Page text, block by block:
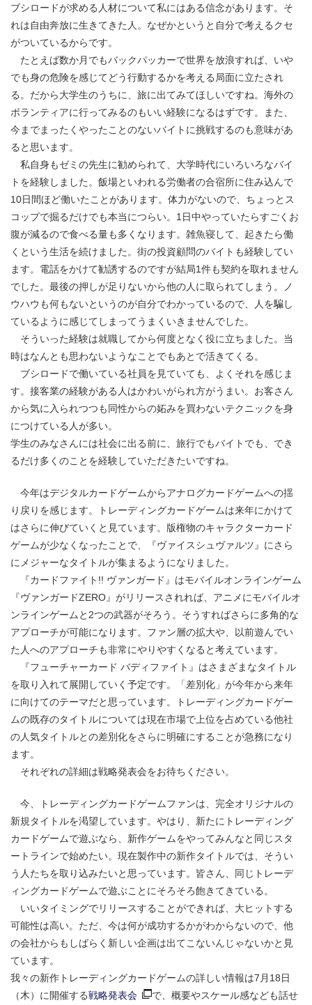
ブシロードが求める人材について私にはある信念があります。そ
れは自由奔放に生きてきた人。なぜかというと自分で考えるクセ
がついているからです。
たとえば数か月でもバックパッカーで世界を放浪すれば、いや
でも身の危険を感じてどう行動するかを考える局面に立たされ
る。だから大学生のうちに、旅に出てみてほしいですね。海外の
ボランティアに行ってみるのもいい経験になるはずです。また、
今までまったくやったことのないバイトに挑戦するのも意味があ
ると思います。
私自身もゼミの先生に勧められて、大学時代にいろいろなバイ
トを経験しました。飯場といわれる労働者の合宿所に住み込んで
10日間ほど働いたことがあります。体力がないので、ちょっとス
コップで掘るだけでも本当につらい。1日中やっていたらすごくお
腹が減るので食べる量も多くなります。雑魚寝して、起きたら働
くという生活を続けました。街の投資顧問のバイトも経験してい
ます。電話をかけて勧誘するのですが結局1件も契約を取れません
でした。最後の押しが足りないから他の人に取られてしまう。ノ
ウハウも何もないというのが自分でわかっているので、人を騙し
ているように感じてしまってうまくいきませんでした。
そういった経験は就職してから何度となく役に立ちました。当
時はなんとも思わないようなことでもあとで活きてくる。
ブシロードで働いている社員を見ていても、よくそれを感じま
す。接客業の経験がある人はかわいがられ方がうまい。お客さん
から気に入られつつも同性からの妬みを買わないテクニックを身
につけている人が多い。
学生のみなさんには社会に出る前に、旅行でもバイトでも、でき
るだけ多くのことを経験していただきたいですね。
今年はデジタルカードゲームからアナログカードゲームへの揺
り戻りを感じます。トレーディングカードゲームは来年にかけて
はさらに伸びていくと見ています。版権物のキャラクターカード
ゲームが少なくなったことで、『ヴァイスシュヴァルツ』にさら
にメジャーなタイトルが集まるようになりました。
『カードファイト!! ヴァンガード』はモバイルオンラインゲーム
『ヴァンガードZERO』がリリースされれば、アニメにモバイルオ
ンラインゲームと2つの武器がそろう。そうすればさらに多角的な
アプローチが可能になります。ファン層の拡大や、以前遊んでい
た人へのアプローチも非常にやりやすくなると考えています。
『フューチャーカード バディファイト』はさまざまなタイトル
を取り入れて展開していく予定です。「差別化」が今年から来年
に向けてのテーマだと思っています。トレーディングカードゲー
ムの既存のタイトルについては現在市場で上位を占めている他社
の人気タイトルとの差別化をさらに明確にすることが急務になり
ます。
それぞれの詳細は戦略発表会をお待ちください。
今、トレーディングカードゲームファンは、完全オリジナルの
新規タイトルを渇望しています。やはり、新たにトレーディング
カードゲームで遊ぶなら、新作ゲームをやってみんなと同じスタ
ートラインで始めたい。現在製作中の新作タイトルでは、そうい
う人たちを取り込みたいと思っています。皆さん、同じトレーデ
ィングカードゲームで遊ぶことにそろそろ飽きてきている。
いいタイミングでリリースすることができれば、大ヒットする
可能性は高い。ただ、今は何が成功するかがわからないので、他
の会社からもしばらく新しい企画は出てこないんじゃないかと見
ています。
我々の新作トレーディングカードゲームの詳しい情報は7月18日
（木）に開催する戦略発表会
で、概要やスケール感なども話せ